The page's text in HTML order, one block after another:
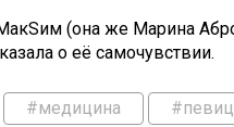
(она же Марина
о её самочувствии.
#медицина